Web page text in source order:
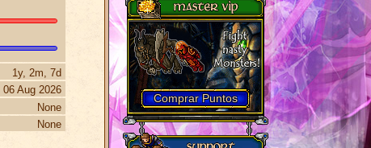
1y, 2m, 7d
06 Aug 2026
None
None
Comprar Puntos